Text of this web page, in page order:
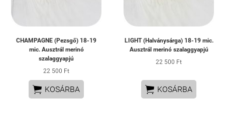
CHAMPAGNE (Pezsgő) 18-19
mic. Ausztrál merinó
szalaggyapjú
22 500 Ft
 KOSÁRBA
LIGHT (Halványsárga) 18-19 mic.
Ausztrál merinó szalaggyapjú
22 500 Ft
 KOSÁRBA